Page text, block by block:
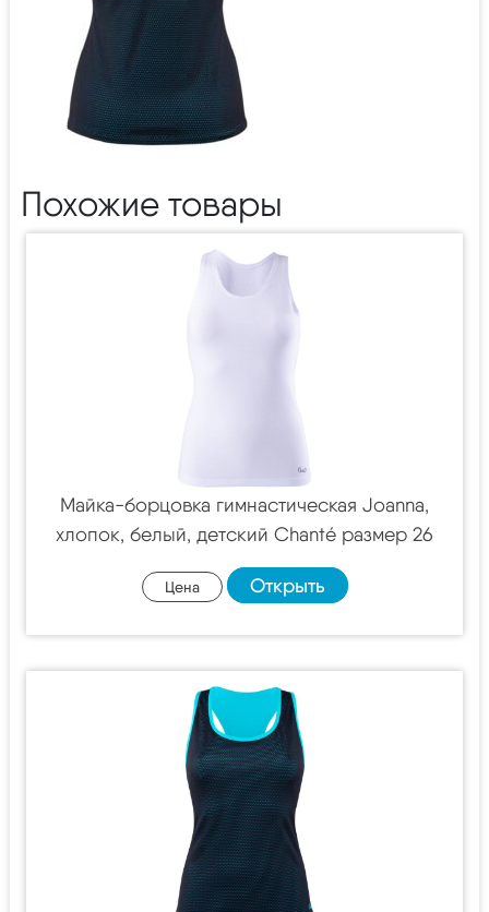
Похожие товары
Майка-борцовка гимнастическая Joanna,
хлопок, белый, детский Chanté размер 26
Цена Открыть